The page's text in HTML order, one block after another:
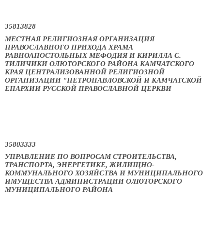
35813828
МЕСТНАЯ РЕЛИГИОЗНАЯ ОРГАНИЗАЦИЯ
ПРАВОСЛАВНОГО ПРИХОДА ХРАМА
РАВНОАПОСТОЛЬНЫХ МЕФОДИЯ И КИРИЛЛА С.
ТИЛИЧИКИ ОЛЮТОРСКОГО РАЙОНА КАМЧАТСКОГО
КРАЯ ЦЕНТРАЛИЗОВАННОЙ РЕЛИГИОЗНОЙ
ОРГАНИЗАЦИИ "ПЕТРОПАВЛОВСКОЙ И КАМЧАТСКОЙ
ЕПАРХИИ РУССКОЙ ПРАВОСЛАВНОЙ ЦЕРКВИ
35803333
УПРАВЛЕНИЕ ПО ВОПРОСАМ СТРОИТЕЛЬСТВА,
ТРАНСПОРТА, ЭНЕРГЕТИКЕ, ЖИЛИЩНО-
КОММУНАЛЬНОГО ХОЗЯЙСТВА И МУНИЦИПАЛЬНОГО
ИМУЩЕСТВА АДМИНИСТРАЦИИ ОЛЮТОРСКОГО
МУНИЦИПАЛЬНОГО РАЙОНА